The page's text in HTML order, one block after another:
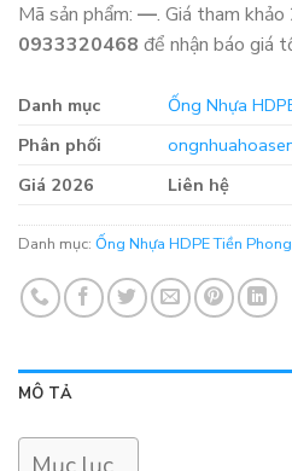
Mã sản phẩm: —. Giá tham
0933320468 để nhận báo giá
Danh mục
Ống Nhựa
Phân phối
Giá 2026
Liên hệ
Danh mục: Ống Nhựa HDPE Tiền
MÔ TẢ